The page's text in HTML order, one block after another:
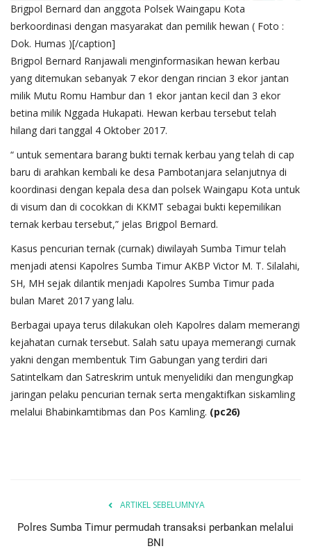
Brigpol Bernard dan anggota Polsek Waingapu Kota
berkoordinasi dengan masyarakat dan pemilik hewan ( Foto :
Dok. Humas )[/caption]
Brigpol Bernard Ranjawali menginformasikan hewan kerbau
yang ditemukan sebanyak 7 ekor dengan rincian 3 ekor jantan
milik Mutu Romu Hambur dan 1 ekor jantan kecil dan 3 ekor
betina milik Nggada Hukapati. Hewan kerbau tersebut telah
hilang dari tanggal 4 Oktober 2017.
“ untuk sementara barang bukti ternak kerbau yang telah di cap
baru di arahkan kembali ke desa Pambotanjara selanjutnya di
koordinasi dengan kepala desa dan polsek Waingapu Kota untuk
di visum dan di cocokkan di KKMT sebagai bukti kepemilikan
ternak kerbau tersebut,” jelas Brigpol Bernard.
Kasus pencurian ternak (curnak) diwilayah Sumba Timur telah
menjadi atensi Kapolres Sumba Timur AKBP Victor M. T. Silalahi,
SH, MH sejak dilantik menjadi Kapolres Sumba Timur pada
bulan Maret 2017 yang lalu.
Berbagai upaya terus dilakukan oleh Kapolres dalam memerangi
kejahatan curnak tersebut. Salah satu upaya memerangi curnak
yakni dengan membentuk Tim Gabungan yang terdiri dari
Satintelkam dan Satreskrim untuk menyelidiki dan mengungkap
jaringan pelaku pencurian ternak serta mengaktifkan siskamling
melalui Bhabinkamtibmas dan Pos Kamling. (pc26)
ARTIKEL SEBELUMNYA
Polres Sumba Timur permudah transaksi perbankan melalui
BNI